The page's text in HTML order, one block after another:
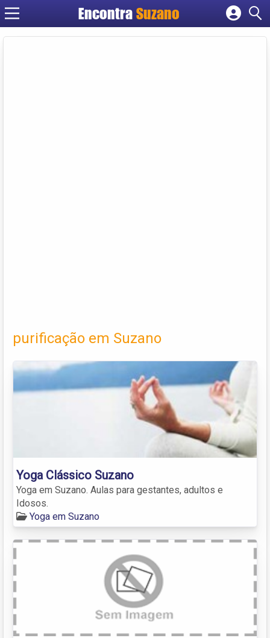
EncontraSuzano
Cadastrar empresa
purificação em Suzano
Yoga Clássico Suzano
Yoga em Suzano. Aulas para gestantes, adultos e
Idosos.
Yoga em Suzano